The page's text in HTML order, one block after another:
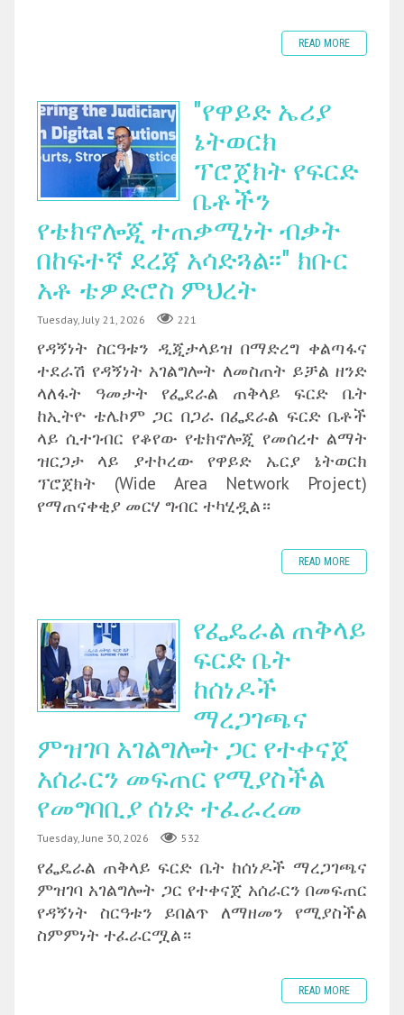
READ MORE
"የዋይድ ኤሪያ
ኔትወርክ
ፕሮጀክት የፍርድ
ቤቶችን
የቴክኖሎጂ ተጠቃሚነት ብቃት
በከፍተኛ ደረጃ አሳድጓል፡፡" ክቡር
አቶ ቴዎድሮስ ምህረት
Tuesday, July 21, 2026 221
የዳኝነት ስርዓቱን ዲጂታላይዝ በማድረግ ቀልጣፋና
ተደራሽ የዳኝነት አገልግሎት ለመስጠት ይቻል ዘንድ
ላለፋት ዓመታት የፌደራል ጠቅላይ ፍርድ ቤት
ከኢትዮ ቴሌኮም ጋር በጋራ በፌደራል ፍርድ ቤቶች
ላይ ሲተገብር የቆየው የቴክኖሎጂ የመሰረተ ልማት
ዝርጋታ ላይ ያተኮረው የዋይድ ኤርያ ኔትወርክ
ፕሮጀክት (Wide Area Network Project)
የማጠናቀቂያ መርሃ ግብር ተካሂዷል።
READ MORE
የፌዴራል ጠቅላይ
ፍርድ ቤት
ከሰነዶች
ማረጋገጫና
ምዝገባ አገልግሎት ጋር የተቀናጀ
አሰራርን መፍጠር የሚያስችል
የመግባቢያ ሰነድ ተፈራረመ
Tuesday, June 30, 2026 532
‎የፌዴራል ጠቅላይ ፍርድ ቤት ከሰነዶች ማረጋገጫና
ምዝገባ አገልግሎት ጋር የተቀናጀ አሰራርን በመፍጠር
የዳኝነት ስርዓቱን ይበልጥ ለማዘመን የሚያስችል
ስምምነት ተፈራርሟል።
READ MORE